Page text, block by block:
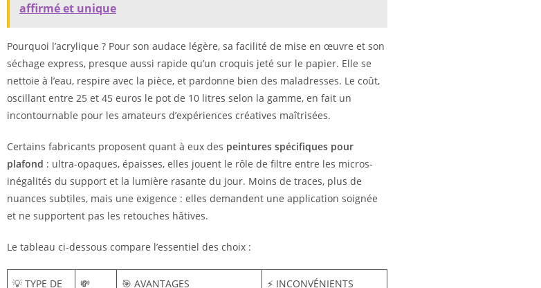
affirmé et unique
Pourquoi l’acrylique ? Pour son audace légère, sa facilité de mise en œuvre et son
séchage express, presque aussi rapide qu’un croquis jeté sur le papier. Elle se
nettoie à l’eau, respire avec la pièce, et pardonne bien des maladresses. Le coût,
oscillant entre 25 et 45 euros le pot de 10 litres selon la gamme, en fait un
incontournable pour les amateurs d’expériences créatives maîtrisées.
Certains fabricants proposent quant à eux des peintures spécifiques pour
plafond : ultra-opaques, épaisses, elles jouent le rôle de filtre entre les micros-
inégalités du support et la lumière rasante du jour. Moins de traces, plus de
nuances subtiles, mais une exigence : elles demandent une application soignée
et ne supportent pas les retouches hâtives.
Le tableau ci-dessous compare l’essentiel des choix :
💡 TYPE DE 💸 🎯 AVANTAGES ⚡ INCONVÉNIENTS